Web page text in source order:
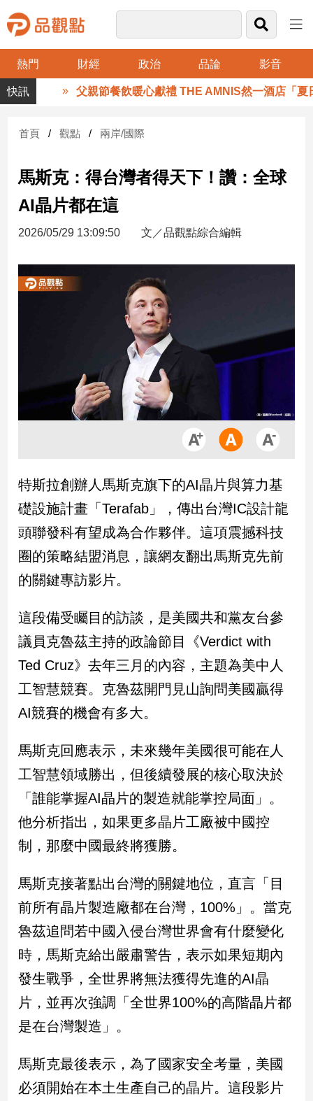
熱門 財經 政治 品論 影音
品
觀
財
台
財
新
產
經/
品
政
治
政
治
焦
品
點
民
調
國
會
點
觀
兩
岸/
國
社
地
方
新
冠
病
專
區
南
台
父親節餐飲暖心獻禮 THE AMNIS然一酒店「夏日
首頁 觀點 兩岸/國際
馬斯克：得台灣者得天下！讚：全球
AI晶片都在這
2026/05/29 13:09:50 文／品觀點綜合編輯
特斯拉創辦人馬斯克旗下的AI晶片與算力基
礎設施計畫「Terafab」，傳出台灣IC設計龍
頭聯發科有望成為合作夥伴。這項震撼科技
圈的策略結盟消息，讓網友翻出馬斯克先前
的關鍵專訪影片。
這段備受矚目的訪談，是美國共和黨友台參
議員克魯茲主持的政論節目《Verdict with
Ted Cruz》去年三月的內容，主題為美中人
工智慧競賽。克魯茲開門見山詢問美國贏得
AI競賽的機會有多大。
馬斯克回應表示，未來幾年美國很可能在人
工智慧領域勝出，但後續發展的核心取決於
「誰能掌握AI晶片的製造就能掌控局面」。
他分析指出，如果更多晶片工廠被中國控
制，那麼中國最終將獲勝。
馬斯克接著點出台灣的關鍵地位，直言「目
前所有晶片製造廠都在台灣，100%」。當克
魯茲追問若中國入侵台灣世界會有什麼變化
時，馬斯克給出嚴肅警告，表示如果短期內
發生戰爭，全世界將無法獲得先進的AI晶
片，並再次強調「全世界100%的高階晶片都
是在台灣製造」。
馬斯克最後表示，為了國家安全考量，美國
必須開始在本土生產自己的晶片。這段影片